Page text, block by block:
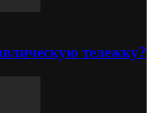
тележку?